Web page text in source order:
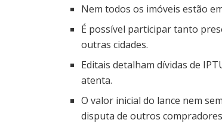
Nem todos os imóveis estão
É possível participar tanto
outras cidades.
Editais detalham dívidas de
atenta.
O valor inicial do lance nem
disputa de outros